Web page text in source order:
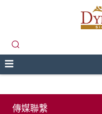
傳媒聯繫